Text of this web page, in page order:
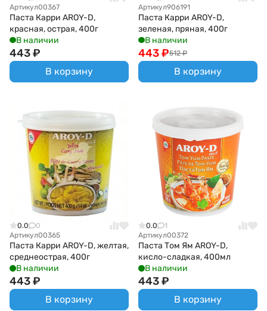
Артикул00367
Паста Карри AROY-D,
красная, острая, 400г
В наличии
443₽
В корзину
Артикул906191
Паста Карри AROY-D,
зеленая, пряная, 400г
В наличии
512 ₽
443₽
В корзину
0.0
0
Артикул00365
Паста Карри AROY-D, желтая,
среднеострая, 400г
В наличии
443₽
В корзину
0.0
1
Артикул00372
Паста Том Ям AROY-D,
кисло-сладкая, 400мл
В наличии
443₽
В корзину